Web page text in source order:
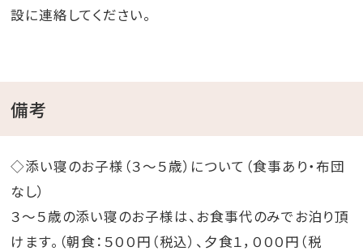
設に連絡してください。
備考
◇添い寝のお子様（３～５歳）について（食事あり・布団
なし）
３～５歳の添い寝のお子様は、お食事代のみでお泊り頂
けます。（朝食：５００円（税込）、夕食１，０００円（税